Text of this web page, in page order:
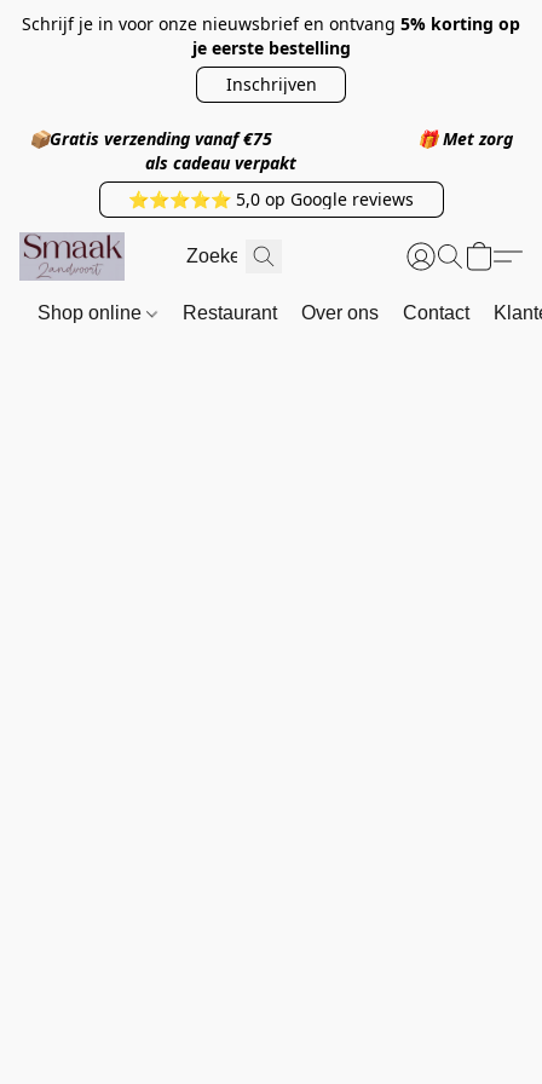
Schrijf je in voor onze nieuwsbrief en ontvang 5% korting op
je eerste bestelling
Inschrijven
📦Gratis verzending vanaf €75 🎁Met zorg
als cadeau verpakt
⭐⭐⭐⭐⭐ 5,0 op Google reviews
Shop online Restaurant Over ons Contact